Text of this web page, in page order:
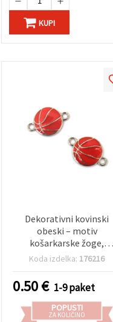
KUPI
Dekorativni kovinski
obeski – motiv
košarkarske žoge,
22×15×3 mm, srebrna
nakit in ustvarjanje
Koda izdelka: 176216
0.50€ 1-9 paket
POPUSTI
ZA KOLIČINO